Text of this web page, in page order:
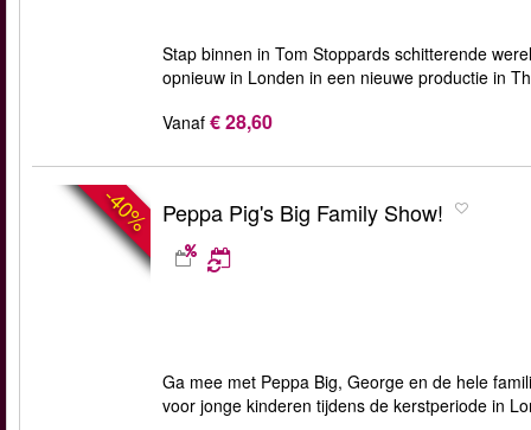
Stap binnen in Tom Stoppards schitterende
opnieuw in Londen in een nieuwe productie in
Vanaf € 28,60
-40% Peppa Pig's Big Family Show!
Ga mee met Peppa Big, George en de hele
voor jonge kinderen tijdens de kerstperiode in